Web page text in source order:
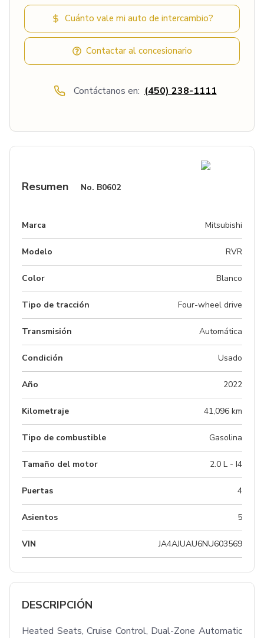
Cuánto vale mi auto de intercambio?
Contactar al concesionario
Contáctanos en: (450) 238-1111
Resumen No. B0602
Marca Mitsubishi
Modelo RVR
Color Blanco
Tipo de tracción Four-wheel drive
Transmisión Automática
Condición Usado
Año 2022
Kilometraje 41,096 km
Tipo de combustible Gasolina
Tamaño del motor 2.0 L - I4
Puertas 4
Asientos 5
VIN JA4AJUAU6NU603569
DESCRIPCIÓN
Heated Seats, Cruise Control, Dual-Zone Automatic